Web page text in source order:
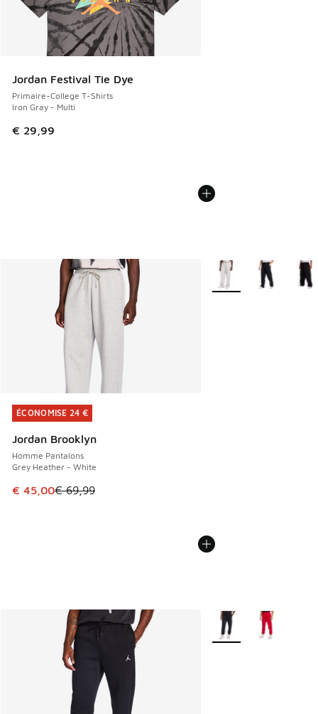
Jordan Festival Tie Dye
Primaire-College T-Shirts
Iron Gray - Multi
€ 29,99
ÉCONOMISE 24 €
Jordan Brooklyn
Homme Pantalons
Grey Heather - White
Cet article est en promotion. Prix en baisse de € 69,99 à
€ 45,00€ 69,99
ÉCONOMISE 24 €
Plus de couleurs
Plus de couleurs